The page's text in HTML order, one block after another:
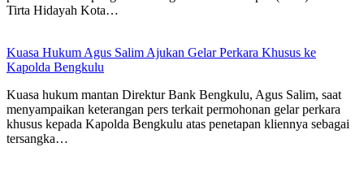
Tirta Hidayah Kota…
Kuasa Hukum Agus Salim Ajukan Gelar Perkara Khusus ke
Kapolda Bengkulu
Kuasa hukum mantan Direktur Bank Bengkulu, Agus Salim, saat
menyampaikan keterangan pers terkait permohonan gelar perkara
khusus kepada Kapolda Bengkulu atas penetapan kliennya sebagai
tersangka…